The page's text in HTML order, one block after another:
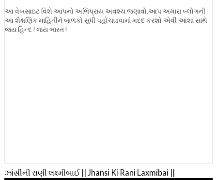
આ વેબસાઇટ વિશે આપનો અભિપ્રાય અવશ્ય જણાવો.આપ અમારા બ્લોગની
આ શૈક્ષણિક માહિતીને બાળકો સુધી પહોંચાડવામાં મદદ કરશો એવી આશા સાથે
જય હિન્દ ! જય ભારત !
ઝાંસીની રાણી લક્ષ્મીબાઈ || Jhansi Ki Rani Laxmibai ||